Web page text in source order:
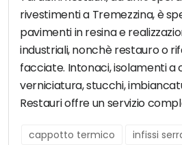
rivestimenti a Tremezzina, è
pavimenti in resina e
industriali, nonchè restauro o
facciate. Intonaci, isolamenti
verniciatura, stucchi,
Restauri offre un servizio
cappotto termico
infissi